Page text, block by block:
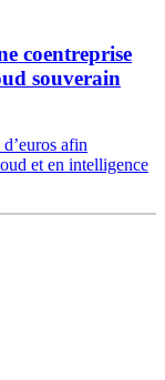
coentreprise
souverain
afin
et en intelligence